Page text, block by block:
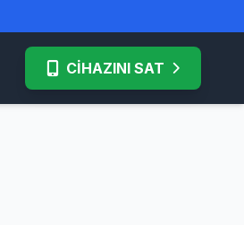
CİHAZINI SAT